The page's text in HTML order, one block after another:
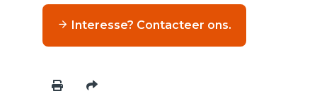
Interesse? Contacteer ons.